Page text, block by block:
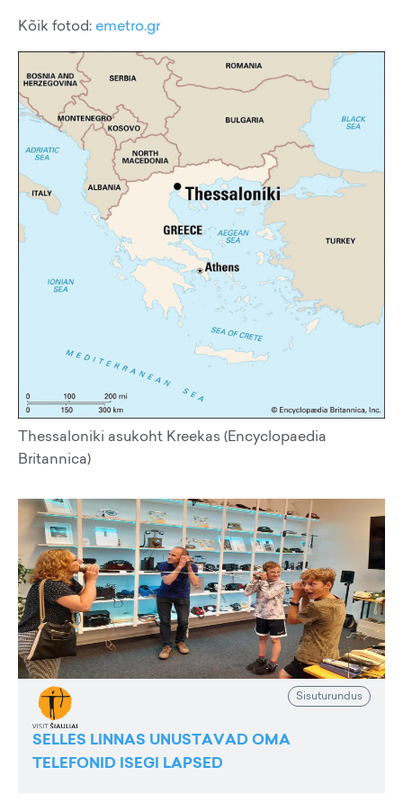
Kõik fotod: emetro.gr
Thessaloniki asukoht Kreekas (Encyclopaedia
Britannica)
Sisuturundus
SELLES LINNAS UNUSTAVAD OMA
TELEFONID ISEGI LAPSED